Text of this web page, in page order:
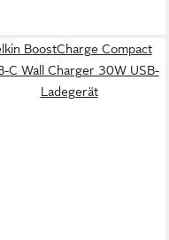
BoostCharge Compact
C Wall Charger 30W USB-
Ladegerät